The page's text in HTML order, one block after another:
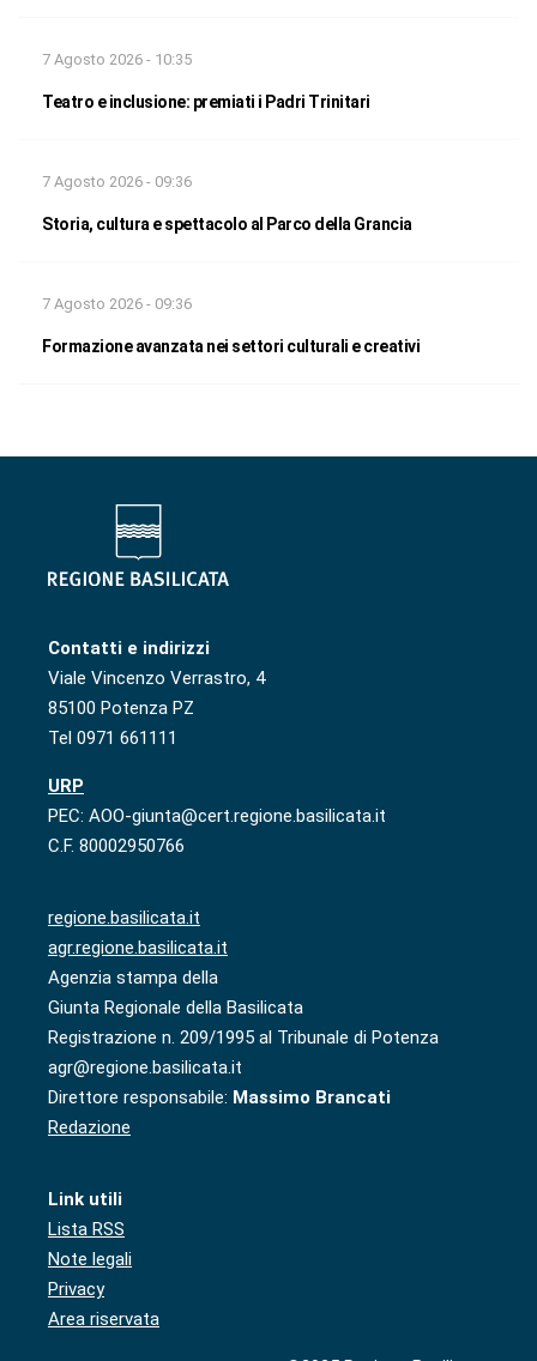
7 Agosto 2026 - 10:35
Teatro e inclusione: premiati i Padri Trinitari
7 Agosto 2026 - 09:36
Storia, cultura e spettacolo al Parco della Grancia
7 Agosto 2026 - 09:36
Formazione avanzata nei settori culturali e creativi
Contatti e indirizzi
Viale Vincenzo Verrastro, 4
85100 Potenza PZ
Tel 0971 661111
URP
PEC: AOO-giunta@cert.regione.basilicata.it
C.F. 80002950766
regione.basilicata.it
agr.regione.basilicata.it
Agenzia stampa della
Giunta Regionale della Basilicata
Registrazione n. 209/1995 al Tribunale di Potenza
agr@regione.basilicata.it
Direttore responsabile: Massimo Brancati
Redazione
Link utili
Lista RSS
Note legali
Privacy
Area riservata